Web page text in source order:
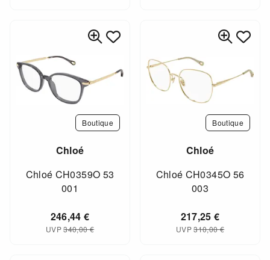
Boutique
Chloé
Chloé CH0359O 53
001
246,44€
UVP340,00€
Boutique
Chloé
Chloé CH0345O 56
003
217,25€
UVP310,00€